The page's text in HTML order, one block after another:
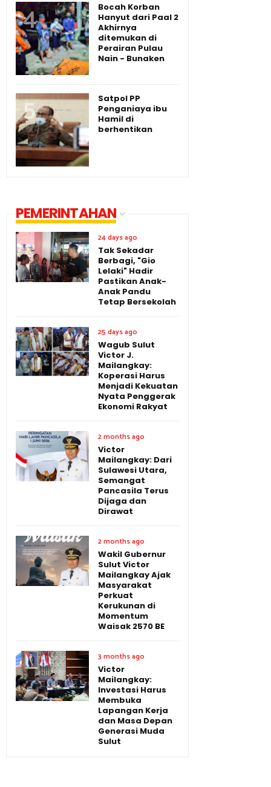
Bocah Korban
Hanyut dari Paal 2
Akhirnya
ditemukan di
Perairan Pulau
Nain - Bunaken
Satpol PP
Penganiaya ibu
Hamil di
berhentikan
PEMERINTAHAN
24 days ago
Tak Sekadar
Berbagi, "Gio
Lelaki" Hadir
Pastikan Anak-
Anak Pandu
Tetap Bersekolah
25 days ago
Wagub Sulut
Victor J.
Mailangkay:
Koperasi Harus
Menjadi Kekuatan
Nyata Penggerak
Ekonomi Rakyat
2 months ago
Victor
Mailangkay: Dari
Sulawesi Utara,
Semangat
Pancasila Terus
Dijaga dan
Dirawat
2 months ago
Wakil Gubernur
Sulut Victor
Mailangkay Ajak
Masyarakat
Perkuat
Kerukunan di
Momentum
Waisak 2570 BE
3 months ago
Victor
Mailangkay:
Investasi Harus
Membuka
Lapangan Kerja
dan Masa Depan
Generasi Muda
Sulut